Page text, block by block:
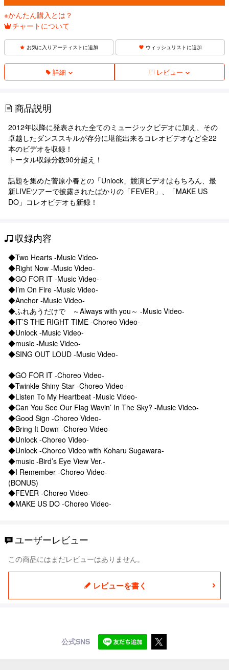
※かんたん購入とは？
チャートについて
お気に入りアーティストに追加 ウィッシュリストに追加
詳細 レビュー
商品説明
2012年以降に発表された全てのミュージックビデオに加え、その
卓越したダンススキルが存分に堪能出来るコレオビデオなど全22
本のビデオを収録！
トータル収録分数90分超え！
話題を集めた菅原小春との「Unlock」競演ビデオはもちろん、最
新LIVEツアーで披露されたばかりの「FEVER」、「MAKE US
DO」コレオビデオも新録！
収録内容
◆Two Hearts -Music Video-
◆Right Now -Music Video-
◆GO FOR IT -Music Video-
◆I’m On Fire -Music Video-
◆Anchor -Music Video-
◆ふれあうだけで ～Always with you～ -Music Video-
◆IT’S THE RIGHT TIME -Choreo Video-
◆Unlock -Music Video-
◆music -Music Video-
◆SING OUT LOUD -Music Video-
◆GO FOR IT -Choreo Video-
◆Twinkle Shiny Star -Choreo Video-
◆Listen To My Heartbeat -Music Video-
◆Can You See Our Flag Wavin’ In The Sky? -Music Video-
◆Good Sign -Choreo Video-
◆Bring It Down -Choreo Video-
◆Unlock -Choreo Video-
◆Unlock -Choreo Video with Koharu Sugawara-
◆music -Bird’s Eye View Ver.-
◆I Remember -Choreo Video-
(BONUS)
◆FEVER -Choreo Video-
◆MAKE US DO -Choreo Video-
ユーザーレビュー
この商品にはまだレビューはありません。
レビューを書く
公式SNS